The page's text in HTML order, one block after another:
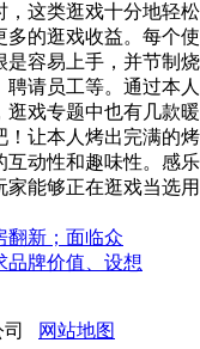
，这类逛戏十分地轻松
的逛戏收益。每个使
是容易上手，并节制烧
请员工等。通过本人
逛戏专题中也有几款暖
！让本人烤出完满的烤
互动性和趣味性。感乐
能够正在逛戏当选用
翻新；面临众
品牌价值、设想
网站地图